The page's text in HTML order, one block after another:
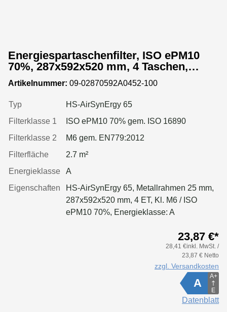
Energiespartaschenfilter, ISO ePM10
70%, 287x592x520 mm, 4 Taschen,
Metallrahmen
Artikelnummer: 09-02870592A0452-100
Typ
HS-AirSynErgy 65
Filterklasse 1
ISO ePM10 70% gem. ISO 16890
Filterklasse 2
M6 gem. EN779:2012
Filterfläche
2.7 m²
Energieklasse
A
Eigenschaften
HS-AirSynErgy 65, Metallrahmen 25 mm,
287x592x520 mm, 4 ET, Kl. M6 / ISO
ePM10 70%, Energieklasse: A
23,87 €*
28,41 €inkl. MwSt. /
23,87 € Netto
zzgl. Versandkosten
A
A+
E
Datenblatt